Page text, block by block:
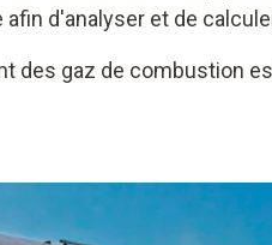
d'analyser et de
des gaz de combustion